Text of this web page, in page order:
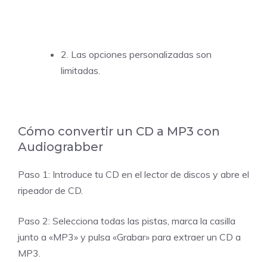
2. Las opciones personalizadas son
limitadas.
Cómo convertir un CD a MP3 con
Audiograbber
Paso 1: Introduce tu CD en el lector de discos y abre el
ripeador de CD.
Paso 2: Selecciona todas las pistas, marca la casilla
junto a «MP3» y pulsa «Grabar» para extraer un CD a
MP3.